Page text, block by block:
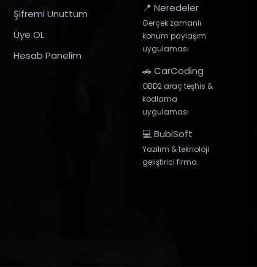
Şifremi Unuttum
Üye OL
Hesab Panelim
📍 Neredeler
Gerçek zamanlı
konum paylaşım
uygulaması
🚗 CarCoding
OBD2 araç teşhis &
kodlama
uygulaması
💻 BubiSoft
Yazılım & teknoloji
geliştirici firma